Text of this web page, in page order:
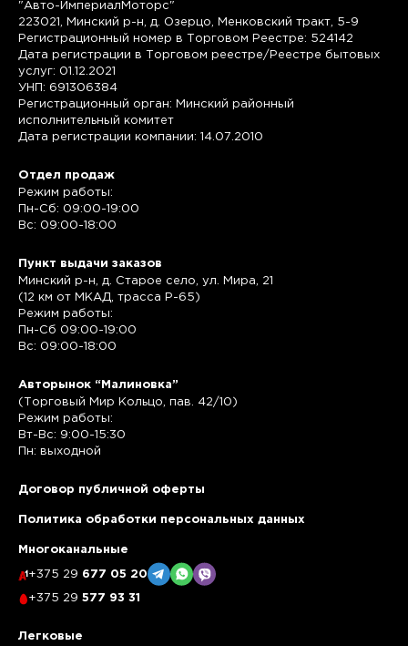
"Авто-ИмпериалМоторс"
223021, Минский р-н, д. Озерцо, Менковский тракт, 5-9
Регистрационный номер в Торговом Реестре: 524142
Дата регистрации в Торговом реестре/Реестре бытовых
услуг: 01.12.2021
УНП: 691306384
Регистрационный орган: Минский районный
исполнительный комитет
Дата регистрации компании: 14.07.2010
Отдел продаж
Режим работы:
Пн-Сб: 09:00-19:00
Вс: 09:00-18:00
Пункт выдачи заказов
Минский р-н, д. Старое село, ул. Мира, 21
(12 км от МКАД, трасса P-65)
Режим работы:
Пн-Сб 09:00-19:00
Вс: 09:00-18:00
Авторынок “Малиновка”
(Торговый Мир Кольцо, пав. 42/10)
Режим работы:
Вт-Вс: 9:00-15:30
Пн: выходной
Договор публичной оферты
Политика обработки персональных данных
Многоканальные
+375 29 677 05 20
+375 29 577 93 31
Легковые